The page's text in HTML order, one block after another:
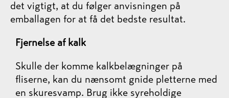
det vigtigt, at du følger anvisningen på
emballagen for at få det bedste resultat.
Fjernelse af kalk
Skulle der komme kalkbelægninger på
fliserne, kan du nænsomt gnide pletterne med
en skuresvamp. Brug ikke syreholdige